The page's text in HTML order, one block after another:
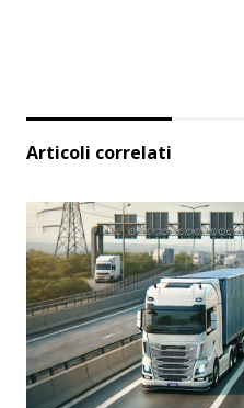
Articoli correlati